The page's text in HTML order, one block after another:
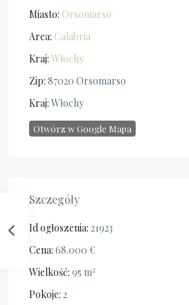
Miasto: Orsomarso
Area: Calabria
Kraj: Włochy
Zip: 87020 Orsomarso
Kraj: Włochy
Otwórz w Google Mapa
Szczegóły
Id ogłoszenia: 21923
Cena: 68.000 €
Wielkość: 95 m2
Pokoje: 2